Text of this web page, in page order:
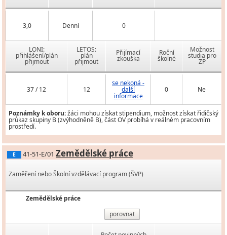
3,0 Denní 0
LONI:
přihlášení/plán
přijmout
LETOS:
plán
přijmout
Přijímací
zkouška
Roční
školné
Možnost
studia pro
ZP
37 / 12 12
se nekoná -
další
informace
0 Ne
Poznámky k oboru:žáci mohou získat stipendium, možnost získat řidičský
průkaz skupiny B (zvýhodněně B), část OV probíhá v reálném pracovním
prostředí.
E 41-51-E/01 Zemědělské práce
Zaměření nebo Školní vzdělávací program (ŠVP)
Zemědělské práce
porovnat